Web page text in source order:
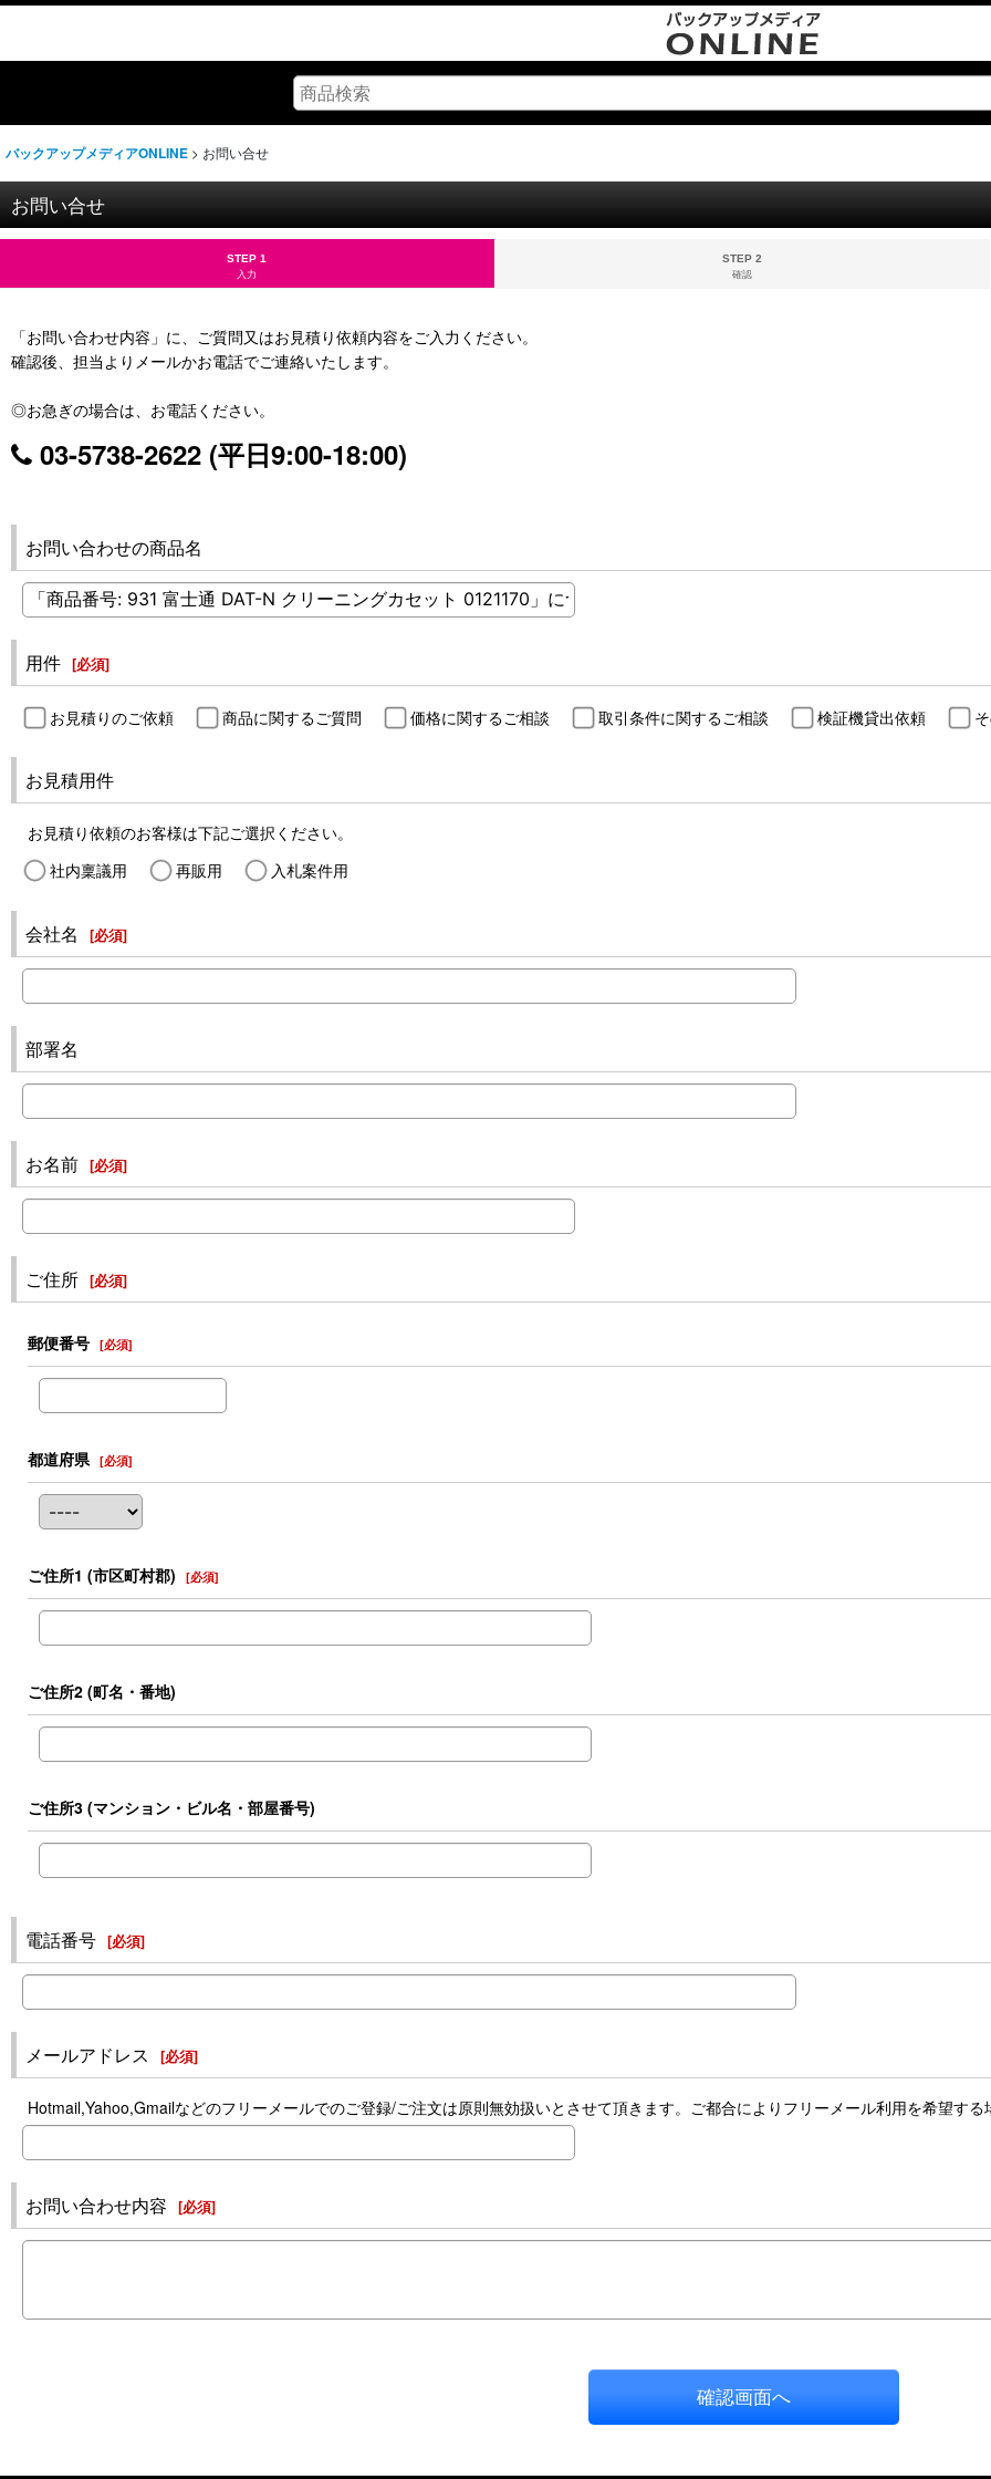
バックアップメディアONLINE > お問い合せ
お問い合せ
STEP 1
入力
STEP 2
確認
「お問い合わせ内容」に、ご質問又はお見積り依頼内容をご入力ください。
確認後、担当よりメールかお電話でご連絡いたします。
◎お急ぎの場合は、お電話ください。
03-5738-2622 (平日9:00-18:00)
お問い合わせの商品名
用件 [必須]
お見積りのご依頼 商品に関するご質問 価格に関するご相談 取引条件に関するご相談 検証機貸出依頼
お見積用件
お見積り依頼のお客様は下記ご選択ください。
社内稟議用
再販用 入札案件用
会社名 [必須]
部署名
お名前 [必須]
ご住所 [必須]
郵便番号 [必須]
都道府県 [必須]
ご住所1 (市区町村郡) [必須]
ご住所2 (町名・番地)
ご住所3 (マンション・ビル名・部屋番号)
電話番号 [必須]
メールアドレス [必須]
Hotmail,Yahoo,Gmailなどのフリーメールでのご登録/ご注文は原則無効扱いとさせて頂きます。ご都合によりフリーメール利用を希望す
お問い合わせ内容 [必須]
確認画面へ